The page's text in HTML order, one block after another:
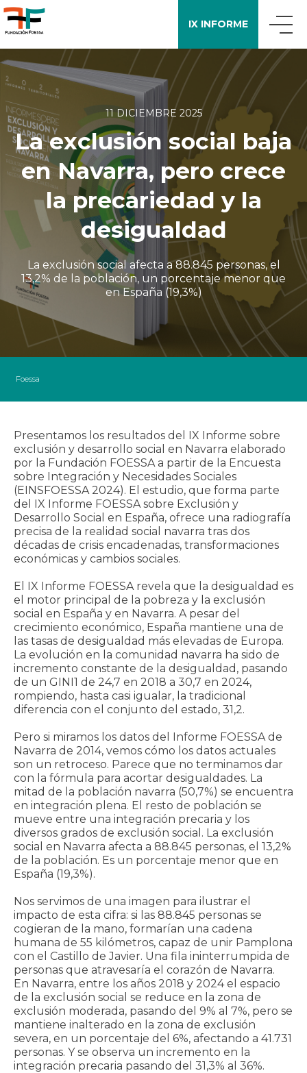
IX INFORME
QUIÉNES SOMOS
QUÉ DECIMOS
APOYO A LA INVESTIGACIÓN
ENCUESTA FOESSA
PUBLICACIONES
IX INFORME
11 DICIEMBRE 2025
La exclusión social baja
en Navarra, pero crece
la precariedad y la
desigualdad
La exclusión social afecta a 88.845 personas, el
13,2% de la población, un porcentaje menor que
en España (19,3%)
Foessa
Presentamos los resultados del IX Informe sobre
exclusión y desarrollo social en Navarra elaborado
por la Fundación FOESSA a partir de la Encuesta
sobre Integración y Necesidades Sociales
(EINSFOESSA 2024). El estudio, que forma parte
del IX Informe FOESSA sobre Exclusión y
Desarrollo Social en España, ofrece una radiografía
precisa de la realidad social navarra tras dos
décadas de crisis encadenadas, transformaciones
económicas y cambios sociales.
El IX Informe FOESSA revela que la desigualdad es
el motor principal de la pobreza y la exclusión
social en España y en Navarra. A pesar del
crecimiento económico, España mantiene una de
las tasas de desigualdad más elevadas de Europa.
La evolución en la comunidad navarra ha sido de
incremento constante de la desigualdad, pasando
de un GINI1 de 24,7 en 2018 a 30,7 en 2024,
rompiendo, hasta casi igualar, la tradicional
diferencia con el conjunto del estado, 31,2.
Pero si miramos los datos del Informe FOESSA de
Navarra de 2014, vemos cómo los datos actuales
son un retroceso. Parece que no terminamos dar
con la fórmula para acortar desigualdades. La
mitad de la población navarra (50,7%) se encuentra
en integración plena. El resto de población se
mueve entre una integración precaria y los
diversos grados de exclusión social. La exclusión
social en Navarra afecta a 88.845 personas, el 13,2%
de la población. Es un porcentaje menor que en
España (19,3%).
Nos servimos de una imagen para ilustrar el
impacto de esta cifra: si las 88.845 personas se
cogieran de la mano, formarían una cadena
humana de 55 kilómetros, capaz de unir Pamplona
con el Castillo de Javier. Una fila ininterrumpida de
personas que atravesaría el corazón de Navarra.
En Navarra, entre los años 2018 y 2024 el espacio
de la exclusión social se reduce en la zona de
exclusión moderada, pasando del 9% al 7%, pero se
mantiene inalterado en la zona de exclusión
severa, en un porcentaje del 6%, afectando a 41.731
personas. Y se observa un incremento en la
integración precaria pasando del 31,3% al 36%.